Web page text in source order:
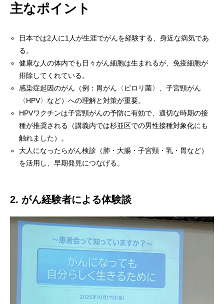
主なポイント
日本では2人に1人が生涯でがんを経験する、身近な病気であ
る。
健康な人の体内でも日々がん細胞は生まれるが、免疫細胞が
排除してくれている。
感染症起因のがん（例：胃がん〈ピロリ菌〉、子宮頸がん
〈HPV〉など）への理解と対策が重要。
HPVワクチンは子宮頸がんの予防に有効で、適切な時期の接
種が推奨される（講義内では杉並区での男性接種対象化にも
触れました）。
大人になったらがん検診（肺・大腸・子宮頸・乳・胃など）
を活用し、早期発見につなげる。
2. がん経験者による体験談